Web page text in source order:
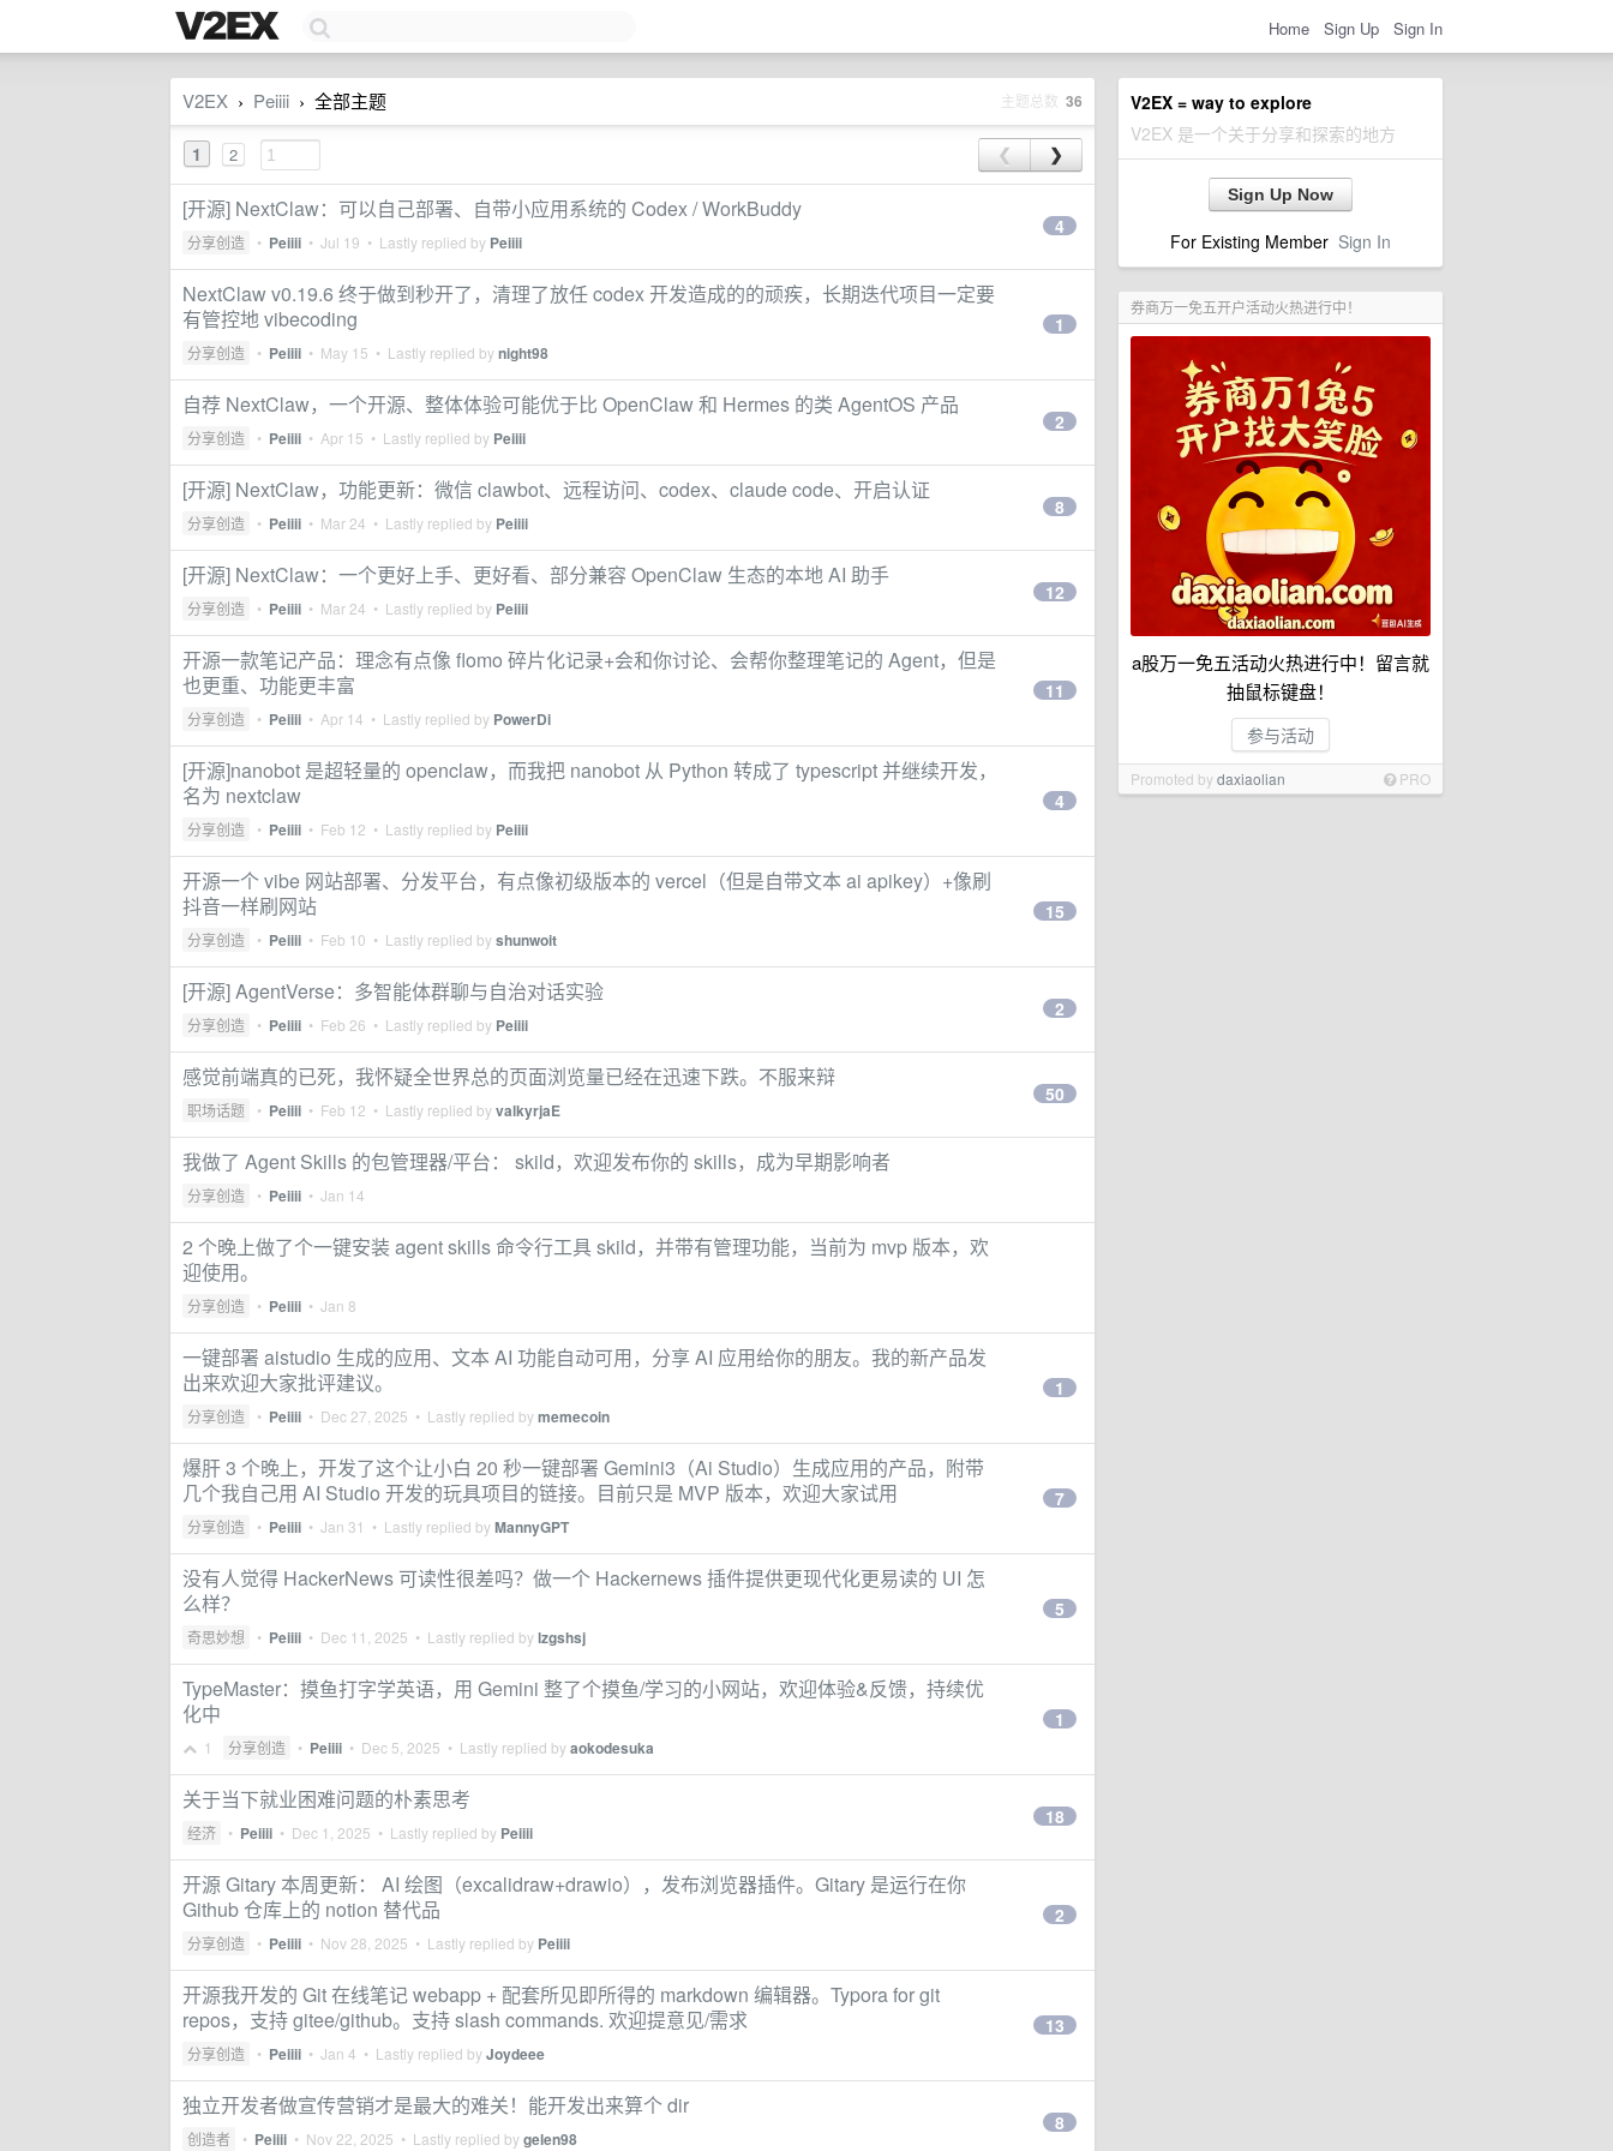
Home Sign Up Sign In
V2EX = way to explore
V2EX 是一个关于分享和探索的地方
Sign Up Now
For Existing Member Sign In
券商万一免五开户活动火热进行中！
a股万一免五活动火热进行中！留言就
抽鼠标键盘！
参与活动
Promoted bydaxiaolian PRO
V2EX › Peiiii › 全部主题 主题总数 36
1 2 ❮ ❯
[开源] NextClaw：可以自己部署、自带小应用系统的 Codex / WorkBuddy
分享创造 • Peiiii • Jul 19 • Lastly replied by Peiiii
4
NextClaw v0.19.6 终于做到秒开了，清理了放任 codex 开发造成的的顽疾，长期迭代项目一定要
有管控地 vibecoding
分享创造 • Peiiii • May 15 • Lastly replied bynight98
1
自荐 NextClaw，一个开源、整体体验可能优于比 OpenClaw 和 Hermes 的类 AgentOS 产品
分享创造 • Peiiii • Apr 15 • Lastly replied by Peiiii
2
[开源] NextClaw，功能更新：微信 clawbot、远程访问、codex、claude code、开启认证
分享创造 • Peiiii • Mar 24 • Lastly replied by Peiiii
8
[开源] NextClaw：一个更好上手、更好看、部分兼容 OpenClaw 生态的本地 AI 助手
分享创造 • Peiiii • Mar 24 • Lastly replied by Peiiii
12
开源一款笔记产品：理念有点像 flomo 碎片化记录+会和你讨论、会帮你整理笔记的 Agent，但是
也更重、功能更丰富
分享创造 • Peiiii • Apr 14 • Lastly replied by PowerDi
11
[开源]nanobot 是超轻量的 openclaw，而我把 nanobot 从 Python 转成了 typescript 并继续开发，
名为 nextclaw
分享创造 • Peiiii • Feb 12 • Lastly replied by Peiiii
4
开源一个 vibe 网站部署、分发平台，有点像初级版本的 vercel（但是自带文本 ai apikey）+像刷
抖音一样刷网站
分享创造 • Peiiii • Feb 10 • Lastly replied byshunwoit
15
[开源] AgentVerse：多智能体群聊与自治对话实验
分享创造 • Peiiii • Feb 26 • Lastly replied by Peiiii
2
感觉前端真的已死，我怀疑全世界总的页面浏览量已经在迅速下跌。不服来辩
职场话题 • Peiiii • Feb 12 • Lastly replied byvalkyrjaE
50
我做了 Agent Skills 的包管理器/平台： skild，欢迎发布你的 skills，成为早期影响者
分享创造 • Peiiii • Jan 14
2 个晚上做了个一键安装 agent skills 命令行工具 skild，并带有管理功能，当前为 mvp 版本，欢
迎使用。
分享创造 • Peiiii • Jan 8
一键部署 aistudio 生成的应用、文本 AI 功能自动可用，分享 AI 应用给你的朋友。我的新产品发
出来欢迎大家批评建议。
分享创造 • Peiiii • Dec 27, 2025 • Lastly replied bymemecoin
1
爆肝 3 个晚上，开发了这个让小白 20 秒一键部署 Gemini3（Ai Studio）生成应用的产品，附带
几个我自己用 AI Studio 开发的玩具项目的链接。目前只是 MVP 版本，欢迎大家试用
分享创造 • Peiiii • Jan 31 • Lastly replied byMannyGPT
7
没有人觉得 HackerNews 可读性很差吗？做一个 Hackernews 插件提供更现代化更易读的 UI 怎
么样？
奇思妙想 • Peiiii • Dec 11, 2025 • Lastly replied bylzgshsj
5
TypeMaster：摸鱼打字学英语，用 Gemini 整了个摸鱼/学习的小网站，欢迎体验&反馈，持续优
化中
1 分享创造 • Peiiii • Dec 5, 2025 • Lastly replied byaokodesuka
1
关于当下就业困难问题的朴素思考
经济 • Peiiii • Dec 1, 2025 • Lastly replied by Peiiii
18
开源 Gitary 本周更新： AI 绘图（excalidraw+drawio），发布浏览器插件。Gitary 是运行在你
Github 仓库上的 notion 替代品
分享创造 • Peiiii • Nov 28, 2025 • Lastly replied by Peiiii
2
开源我开发的 Git 在线笔记 webapp + 配套所见即所得的 markdown 编辑器。Typora for git
repos，支持 gitee/github。支持 slash commands. 欢迎提意见/需求
分享创造 • Peiiii • Jan 4 • Lastly replied byJoydeee
13
独立开发者做宣传营销才是最大的难关！能开发出来算个 dir
创造者 • Peiiii • Nov 22, 2025 • Lastly replied bygelen98
8